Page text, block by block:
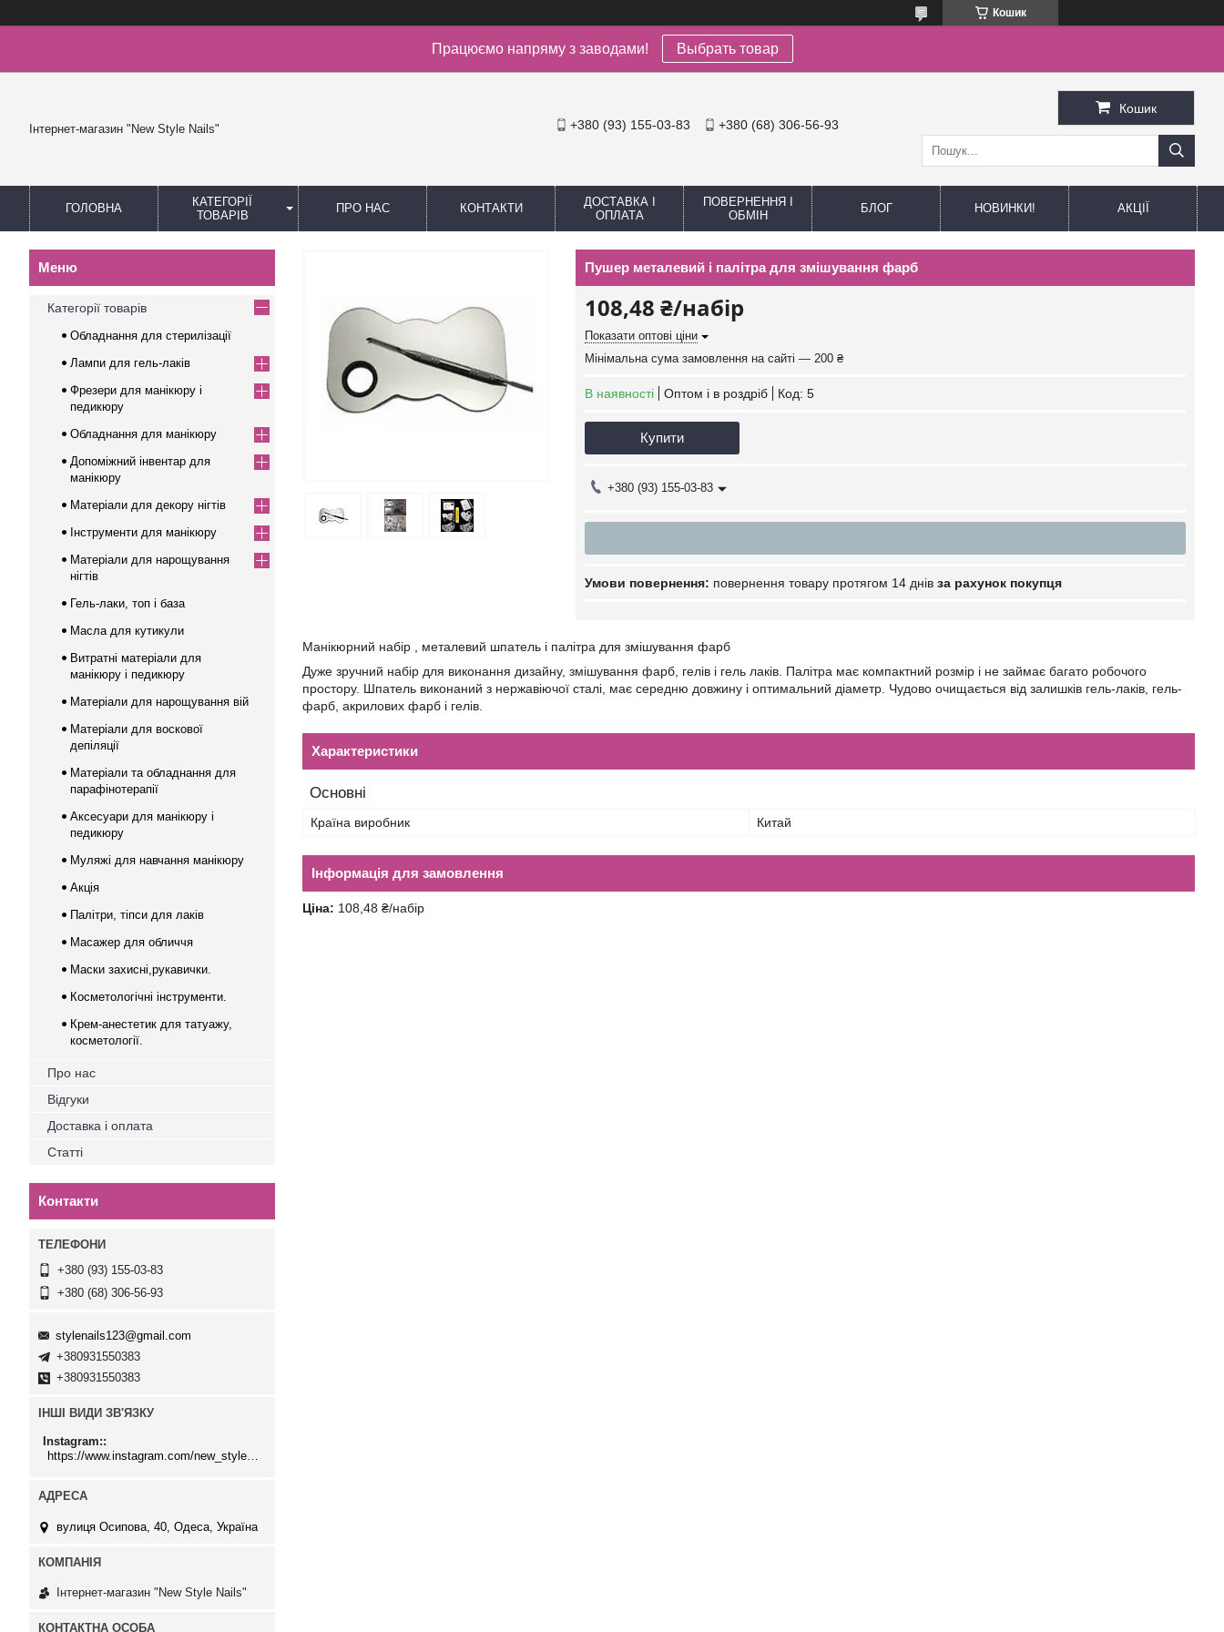
Кошик
Працюємо напряму з заводами! Выбрать товар
Інтернет-магазин "New Style Nails" +380 (93) 155-03-83 +380 (68) 306-56-93
Кошик
ГОЛОВНА
КАТЕГОРІЇ
ТОВАРІВ
ПРО НАС КОНТАКТИ
ДОСТАВКА І
ОПЛАТА
ПОВЕРНЕННЯ І
ОБМІН
БЛОГ НОВИНКИ! АКЦІЇ
Пушер металевий і палітра для змішування фарб
108,48 ₴/набір
Показати оптові ціни
Мінімальна сума замовлення на сайті — 200 ₴
В наявності Оптом і в роздріб Код: 5
Купити
+380 (93) 155-03-83
повернення товару протягом 14 днів за рахунок покупця
Манікюрний набір , металевий шпатель і палітра для змішування фарб
Дуже зручний набір для виконання дизайну, змішування фарб, гелів і гель лаків. Палітра має компактний розмір і не займає багато робочого
простору. Шпатель виконаний з нержавіючої сталі, має середню довжину і оптимальний діаметр. Чудово очищається від залишків гель-лаків, гель-
фарб, акрилових фарб і гелів.
Характеристики
Основні
Країна виробник Китай
Інформація для замовлення
Ціна: 108,48 ₴/набір
Категорії товарів
Обладнання для стерилізації
Лампи для гель-лаків
Фрезери для манікюру і
педикюру
Обладнання для манікюру
Допоміжний інвентар для
манікюру
Матеріали для декору нігтів
Інструменти для манікюру
Матеріали для нарощування
нігтів
Гель-лаки, топ і база
Масла для кутикули
Витратні матеріали для
манікюру і педикюру
Матеріали для нарощування вій
Матеріали для воскової
депіляції
Матеріали та обладнання для
парафінотерапії
Аксесуари для манікюру і
педикюру
Муляжі для навчання манікюру
Акція
Палітри, тіпси для лаків
Масажер для обличчя
Маски захисні,рукавички.
Косметологічні інструменти.
Крем-анестетик для татуажу,
косметології.
Про нас
Відгуки
Доставка і оплата
Статті
Контакти
+380 (93) 155-03-83
+380 (68) 306-56-93
stylenails123@gmail.com
+380931550383
+380931550383
ІНШІ ВИДИ ЗВ'ЯЗКУ
Instagram:
https://www.instagram.com/new_stylenails_/
вулиця Осипова, 40, Одеса, Україна
Інтернет-магазин "New Style Nails"